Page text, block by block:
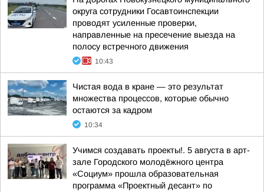
округа сотрудники Госавтоинспекции
проводят усиленные проверки,
направленные на пресечение выезда на
полосу встречного движения
10:43
Чистая вода в кране — это результат
множества процессов, которые обычно
остаются за кадром
10:34
Учимся создавать проекты!. 5 августа в арт-
зале Городского молодёжного центра
«Социум» прошла образовательная
программа «Проектный десант» по